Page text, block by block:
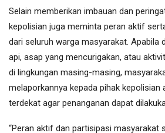
Selain memberikan imbauan dan
kepolisian juga meminta peran aktif
dari seluruh warga masyarakat. Apabila
api, asap yang mencurigakan, atau
di lingkungan masing-masing,
melaporkannya kepada pihak kepolisian
terdekat agar penanganan dapat
“Peran aktif dan partisipasi masyarakat